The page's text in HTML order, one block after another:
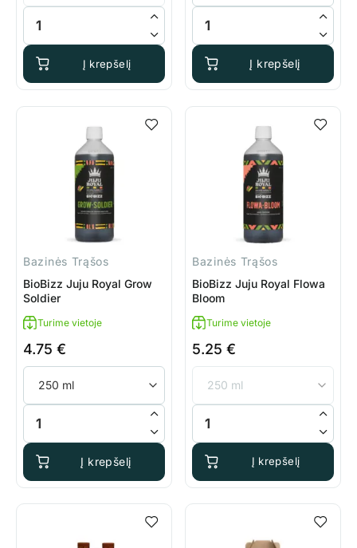
produkto kiekis: BioBizz TryPack Hydro
Į krepšelį
produkto kiekis: Terra
Į krepšelį
Bazinės Trąšos
BioBizz Juju Royal Grow
Soldier
Turime vietoje
4.75 €
produkto kiekis: BioBizz Juju Royal Grow Soldier
Į krepšelį
Bazinės Trąšos
BioBizz Juju Royal Flowa
Bloom
Turime vietoje
5.25 €
produkto kiekis: BioBizz Juju
Į krepšelį